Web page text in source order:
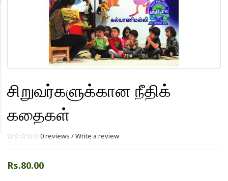
சிறுவர்களுக்கான நீதிக்
கதைகள்
0 reviews /Write a review
Rs.80.00